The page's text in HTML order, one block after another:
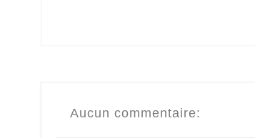
Aucun commentaire: